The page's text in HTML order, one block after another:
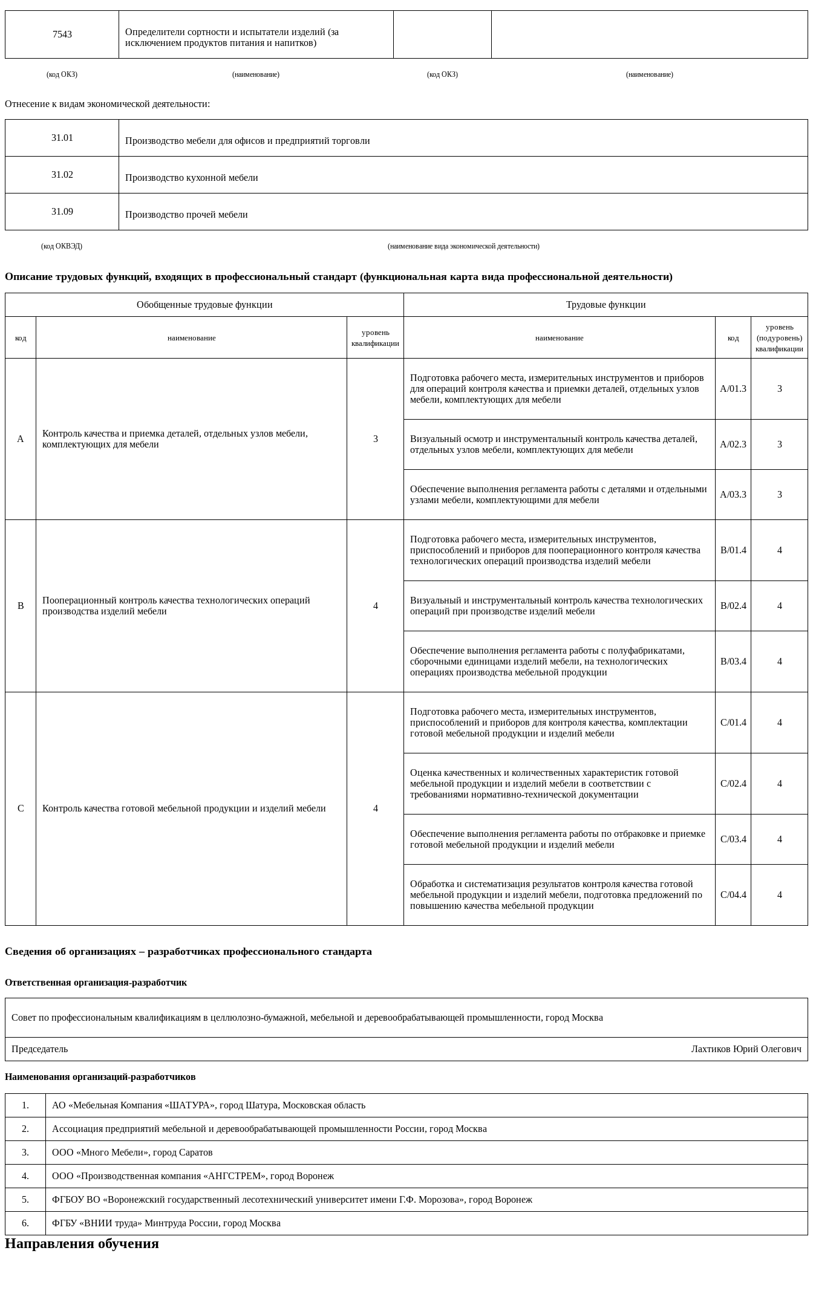
7543
Определители сортности и испытатели изделий (за
исключением продуктов питания и напитков)
(код ОКЗ) (наименование) (код ОКЗ) (наименование)
Отнесение к видам экономической деятельности:
31.01 Производство мебели для офисов и предприятий торговли
31.02 Производство кухонной мебели
31.09 Производство прочей мебели
(код ОКВЭД) (наименование вида экономической деятельности)
Описание трудовых функций, входящих в профессиональный стандарт (функциональная карта вида профессиональной деятельности)
Обобщенные трудовые функции Трудовые функции
код наименование
уровень
квалификации
наименование код
уровень
(подуровень)
квалификации
A
Контроль качества и приемка деталей, отдельных узлов мебели,
комплектующих для мебели
3
Подготовка рабочего места, измерительных инструментов и приборов
для операций контроля качества и приемки деталей, отдельных узлов
мебели, комплектующих для мебели
A/01.3 3
Визуальный осмотр и инструментальный контроль качества деталей,
отдельных узлов мебели, комплектующих для мебели
A/02.3 3
Обеспечение выполнения регламента работы с деталями и отдельными
узлами мебели, комплектующими для мебели
A/03.3 3
B
Пооперационный контроль качества технологических операций
производства изделий мебели
4
Подготовка рабочего места, измерительных инструментов,
приспособлений и приборов для пооперационного контроля качества
технологических операций производства изделий мебели
B/01.4 4
Визуальный и инструментальный контроль качества технологических
операций при производстве изделий мебели
B/02.4 4
Обеспечение выполнения регламента работы с полуфабрикатами,
сборочными единицами изделий мебели, на технологических
операциях производства мебельной продукции
B/03.4 4
C Контроль качества готовой мебельной продукции и изделий мебели 4
Подготовка рабочего места, измерительных инструментов,
приспособлений и приборов для контроля качества, комплектации
готовой мебельной продукции и изделий мебели
C/01.4 4
Оценка качественных и количественных характеристик готовой
мебельной продукции и изделий мебели в соответствии с
требованиями нормативно-технической документации
C/02.4 4
Обеспечение выполнения регламента работы по отбраковке и приемке
готовой мебельной продукции и изделий мебели
C/03.4 4
Обработка и систематизация результатов контроля качества готовой
мебельной продукции и изделий мебели, подготовка предложений по
повышению качества мебельной продукции
C/04.4 4
Сведения об организациях – разработчиках профессионального стандарта
Ответственная организация-разработчик
Совет по профессиональным квалификациям в целлюлозно-бумажной, мебельной и деревообрабатывающей промышленности, город Москва
Председатель Лахтиков Юрий Олегович
Наименования организаций-разработчиков
1. АО «Мебельная Компания «ШАТУРА», город Шатура, Московская область
2. Ассоциация предприятий мебельной и деревообрабатывающей промышленности России, город Москва
3. ООО «Много Мебели», город Саратов
4. ООО «Производственная компания «АНГСТРЕМ», город Воронеж
5. ФГБОУ ВО «Воронежский государственный лесотехнический университет имени Г.Ф. Морозова», город Воронеж
6. ФГБУ «ВНИИ труда» Минтруда России, город Москва
Направления обучения